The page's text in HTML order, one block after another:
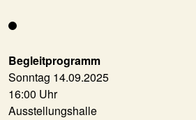
Begleitprogramm
Sonntag 14.09.2025
16:00 Uhr
Ausstellungshalle